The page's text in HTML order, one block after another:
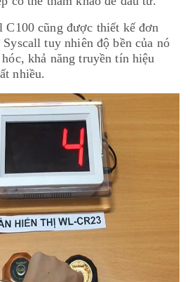
cũng được thiết kế đơn
tuy nhiên độ bền của nó
khả năng truyền tín hiệu
nhiều.